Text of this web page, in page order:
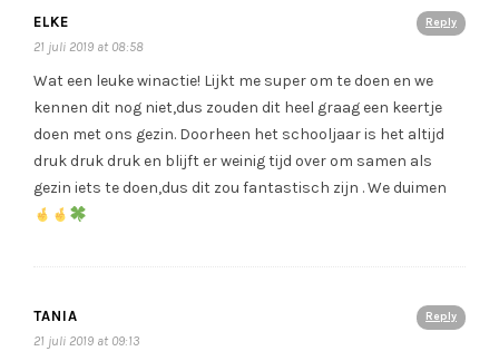
Reply
ELKE
21 juli 2019 at 08:58
Wat een leuke winactie! Lijkt me super om te doen en we
kennen dit nog niet,dus zouden dit heel graag een keertje
doen met ons gezin. Doorheen het schooljaar is het altijd
druk druk druk en blijft er weinig tijd over om samen als
gezin iets te doen,dus dit zou fantastisch zijn . We duimen
Reply
TANIA
21 juli 2019 at 09:13